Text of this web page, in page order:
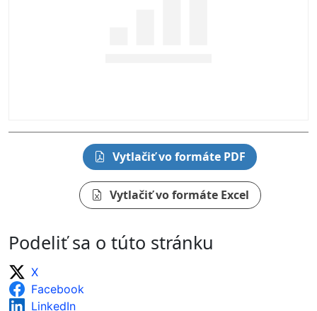
Vytlačiť vo formáte PDF
Vytlačiť vo formáte Excel
Podeliť sa o túto stránku
X
Facebook
LinkedIn